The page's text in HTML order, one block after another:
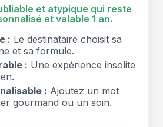
et atypique qui reste
et valable 1 an.
: Le destinataire choisit sa
et sa formule.
: Une expérience insolite
: Ajoutez un mot
gourmand ou un soin.